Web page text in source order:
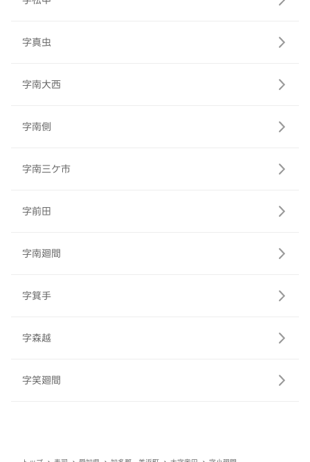
字真虫
字南大西
字南側
字南三ケ市
字前田
字南廻間
字箕手
字森越
字笑廻間